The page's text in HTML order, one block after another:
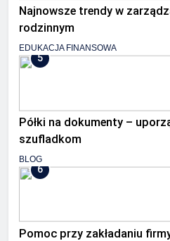
Najnowsze trendy w
rodzinnym
EDUKACJA FINANSOWA
5
Półki na dokumenty –
szufladkom
BLOG
6
Pomoc przy zakładaniu